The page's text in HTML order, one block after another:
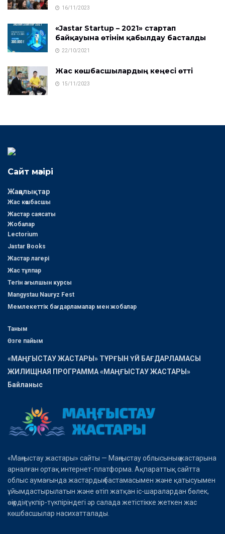
16/11/2023
«Jastar Startup – 2021» стартап
байқауына өтінім қабылдау басталды
22/10/2021
Жас көшбасшылардың кеңесі өтті
15/11/2023
Сайт мәзірі
Жаңалықтар
Жас көшбасшы
Жастар саясаты
Жобалар
Lectorium
Jastar Books
Жастар лагері
Жас тұлпар
Тегін ағылшын курсы
Mangystau Nauryz Fest
Мемлекеттік бағдарламалар мен жобалар
Таным
Өзге пайым
«МАҢҒЫСТАУ ЖАСТАРЫ» ТҰРҒЫН ҮЙ БАҒДАРЛАМАСЫ
ЖИЛИЩНАЯ ПРОГРАММА «МАҢҒЫСТАУ ЖАСТАРЫ»
Байланыс
«Маңғыстау жастары» сайты — Маңғыстау облысының жастарына
арналған ортақ интернет-платформа. Ақпараттық сайтта
облыс аумағында жастардың бастамасымен және қатысуымен
ұйымдастырылатын және өтіп жатқан іс-шаралардан бөлек,
өңірдің түкпір-түкпіріндегі әр салада жетістікке жеткен жас
көшбасшылар насихатталады.